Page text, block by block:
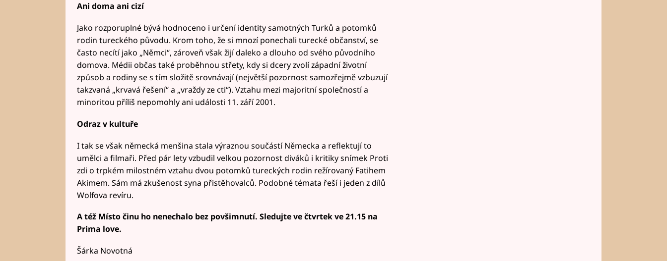
Ani doma ani cizí
Jako rozporuplné bývá hodnoceno i určení identity samotných Turků a potomků
rodin tureckého původu. Krom toho, že si mnozí ponechali turecké občanství, se
často necítí jako „Němci“, zároveň však žijí daleko a dlouho od svého původního
domova. Médii občas také proběhnou střety, kdy si dcery zvolí západní životní
způsob a rodiny se s tím složitě srovnávají (největší pozornost samozřejmě vzbuzují
takzvaná „krvavá řešení“ a „vraždy ze cti“). Vztahu mezi majoritní společností a
minoritou příliš nepomohly ani události 11. září 2001.
Odraz v kultuře
I tak se však německá menšina stala výraznou součástí Německa a reflektují to
umělci a filmaři. Před pár lety vzbudil velkou pozornost diváků i kritiky snímek Proti
zdi o trpkém milostném vztahu dvou potomků tureckých rodin režírovaný Fatihem
Akimem. Sám má zkušenost syna přistěhovalců. Podobné témata řeší i jeden z dílů
Wolfova revíru.
A též Místo činu ho nenechalo bez povšimnutí. Sledujte ve čtvrtek ve 21.15 na
Prima love.
Šárka Novotná